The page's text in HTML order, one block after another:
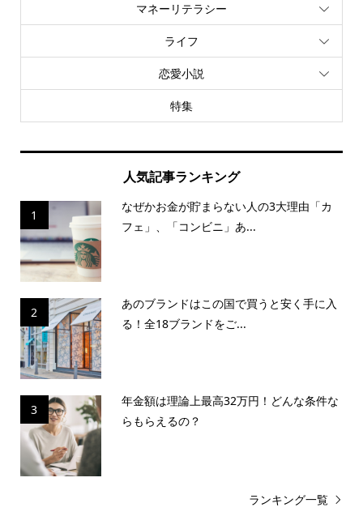
マネーリテラシー
ライフ
恋愛小説
特集
人気記事ランキング
1
なぜかお金が貯まらない人の3大理由「カ
フェ」、「コンビニ」あ...
2
あのブランドはこの国で買うと安く手に入
る！全18ブランドをご...
3
年金額は理論上最高32万円！どんな条件な
らもらえるの？
ランキング一覧